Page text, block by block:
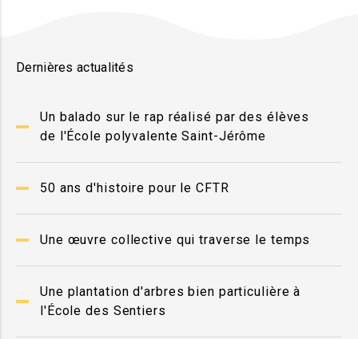
Dernières actualités
Un balado sur le rap réalisé par des élèves
de l'École polyvalente Saint-Jérôme
50 ans d'histoire pour le CFTR
Une œuvre collective qui traverse le temps
Une plantation d'arbres bien particulière à
l'École des Sentiers